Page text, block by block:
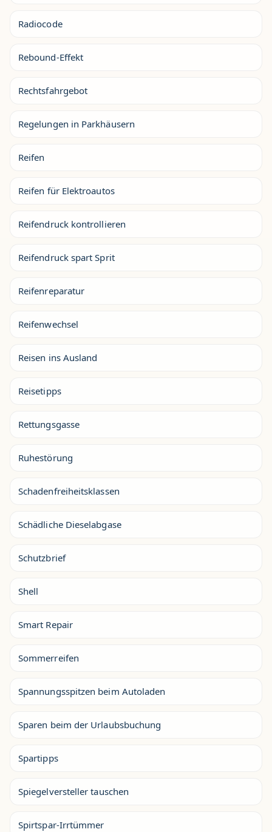
Radiocode
Rebound-Effekt
Rechtsfahrgebot
Regelungen in Parkhäusern
Reifen
Reifen für Elektroautos
Reifendruck kontrollieren
Reifendruck spart Sprit
Reifenreparatur
Reifenwechsel
Reisen ins Ausland
Reisetipps
Rettungsgasse
Ruhestörung
Schadenfreiheitsklassen
Schädliche Dieselabgase
Schutzbrief
Shell
Smart Repair
Sommerreifen
Spannungsspitzen beim Autoladen
Sparen beim der Urlaubsbuchung
Spartipps
Spiegelversteller tauschen
Spirtspar-Irrtümmer